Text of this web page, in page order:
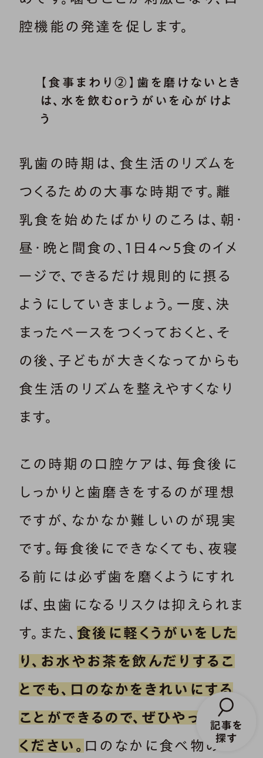
腔機能の発達を促します。
【食事まわり②】歯を磨けないとき
は、水を飲むorうがいを心がけよ
う
乳歯の時期は、食生活のリズムを
つくるための大事な時期です。離
乳食を始めたばかりのころは、朝・
昼・晩と間食の、1日4～5食のイメ
ージで、できるだけ規則的に摂る
ようにしていきましょう。一度、決
まったペースをつくっておくと、そ
の後、子どもが大きくなってからも
食生活のリズムを整えやすくなり
ます。
この時期の口腔ケアは、毎食後に
しっかりと歯磨きをするのが理想
ですが、なかなか難しいのが現実
です。毎食後にできなくても、夜寝
る前には必ず歯を磨くようにすれ
ば、虫歯になるリスクは抑えられま
す。また、 食後に軽くうがいをした
り、お水やお茶を飲んだりするこ
とでも、口のなかをきれいにする
ことができるので、ぜひやってみて
ください。 口のなかに食べ物のカ